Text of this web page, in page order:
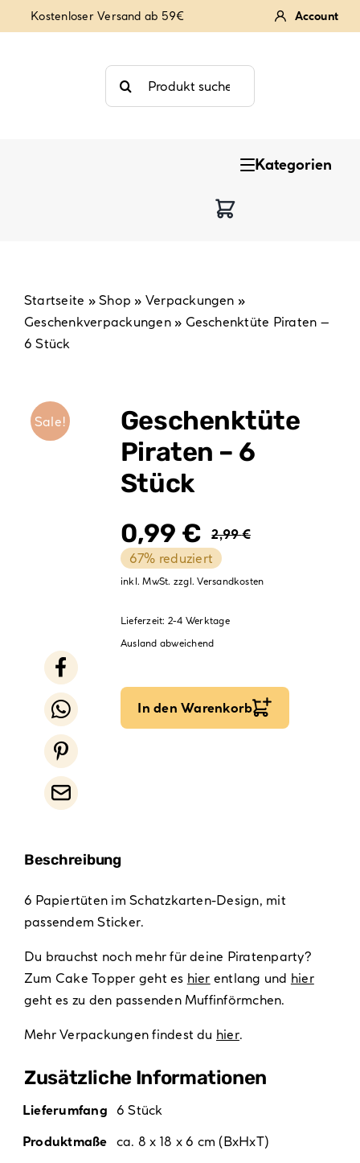
Inhalt
Kostenloser Versand ab 59€ Account
Suche
nach:
Kategorien
Backzubehör & Backwerkzeug
Partydekoration
Sale %
Startseite »Shop » Verpackungen »
Geschenkverpackungen» Geschenktüte Piraten –
6 Stück
Sale!
Geschenktüte
Piraten – 6
Stück
2,99€
Preis
0,99 €
Preis
67% reduziert
inkl. MwSt. zzgl.Versandkosten
Lieferzeit: 2-4 Werktage
Ausland abweichend
In den Warenkorb
Beschreibung
6 Papiertüten im Schatzkarten-Design, mit
passendem Sticker.
Du brauchst noch mehr für deine Piratenparty?
Zum Cake Topper geht es hier entlang und hier
geht es zu den passenden Muffinförmchen.
Mehr Verpackungen findest du hier.
Zusätzliche Informationen
Lieferumfang
6 Stück
Produktmaße ca. 8 x 18 x 6 cm (BxHxT)